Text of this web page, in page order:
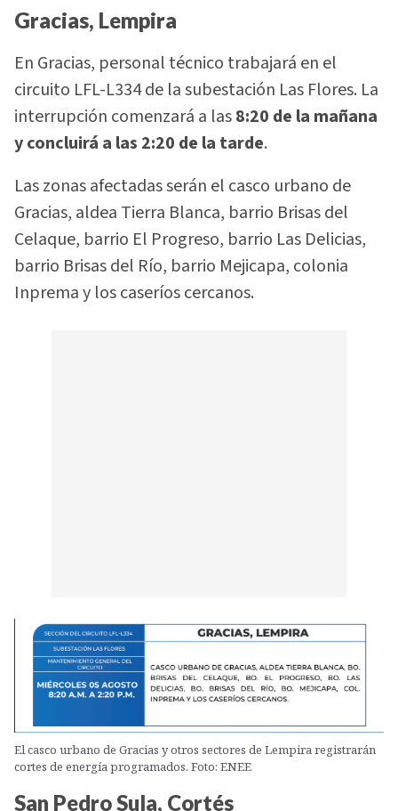
Gracias, Lempira
En Gracias, personal técnico trabajará en el
circuito LFL-L334 de la subestación Las Flores. La
interrupción comenzará a las8:20 de la mañana
y concluirá a las 2:20 de la tarde.
Las zonas afectadas serán el casco urbano de
Gracias, aldea Tierra Blanca, barrio Brisas del
Celaque, barrio El Progreso, barrio Las Delicias,
barrio Brisas del Río, barrio Mejicapa, colonia
Inprema y los caseríos cercanos.
El casco urbano de Gracias y otros sectores de Lempira registrarán
cortes de energía programados. Foto: ENEE
San Pedro Sula, Cortés